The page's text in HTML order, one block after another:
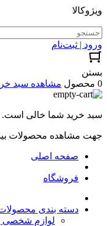
ویژوکالا
ورود | ثبت‌نام
بستن
0 محصول
مشاهده سبد
سبد خرید شما خالی است.
جهت مشاهده محصولات
صفحه اصلی
فروشگاه
دسته بندی
لوازم شخصی